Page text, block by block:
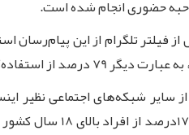
حضوری انجام شده است.
بعد از فیلتر نیز ادامه داده‌­اند
شبکه‌های اجتماعی نظیر